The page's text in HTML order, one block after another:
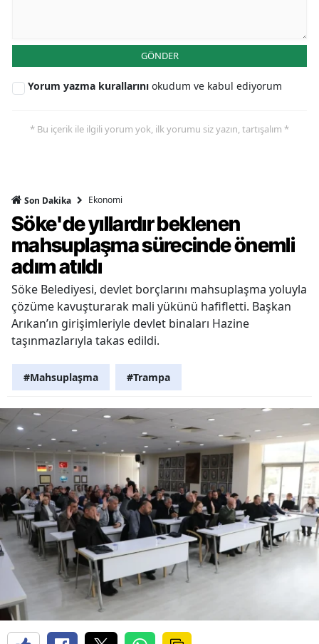
GÖNDER
Yorum yazma kurallarını okudum ve kabul ediyorum
* Bu içerik ile ilgili yorum yok, ilk yorumu siz yazın, tartışalım *
Son Dakika Ekonomi
Söke'de yıllardır beklenen
mahsuplaşma sürecinde önemli
adım atıldı
Söke Belediyesi, devlet borçlarını mahsuplaşma yoluyla
çözüme kavuşturarak mali yükünü hafifletti. Başkan
Arıkan’ın girişimleriyle devlet binaları Hazine
taşınmazlarıyla takas edildi.
#Mahsuplaşma #Trampa